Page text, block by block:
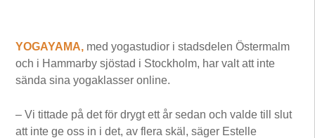
YOGAYAMA, med yogastudior i stadsdelen Östermalm
och i Hammarby sjöstad i Stockholm, har valt att inte
sända sina yogaklasser online.
– Vi tittade på det för drygt ett år sedan och valde till slut
att inte ge oss in i det, av flera skäl, säger Estelle